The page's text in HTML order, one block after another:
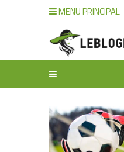
MENU PRINCIPAL